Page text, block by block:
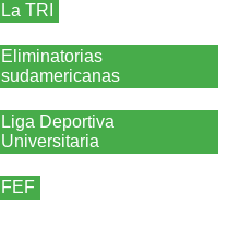
La TRI
Eliminatorias
sudamericanas
Liga Deportiva
Universitaria
FEF